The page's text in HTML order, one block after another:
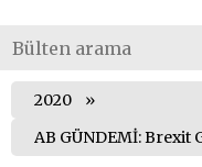
2020